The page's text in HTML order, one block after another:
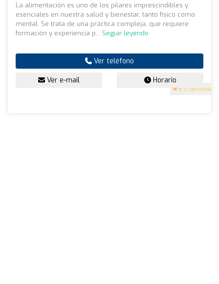
5 (3 opiniones)
La alimentación es uno de los pilares imprescindibles y
esenciales en nuestra salud y bienestar, tanto físico como
mental. Se trata de una práctica compleja, que requiere
formación y experiencia p... Seguir leyendo
Ver teléfono
Ver e-mail Horario